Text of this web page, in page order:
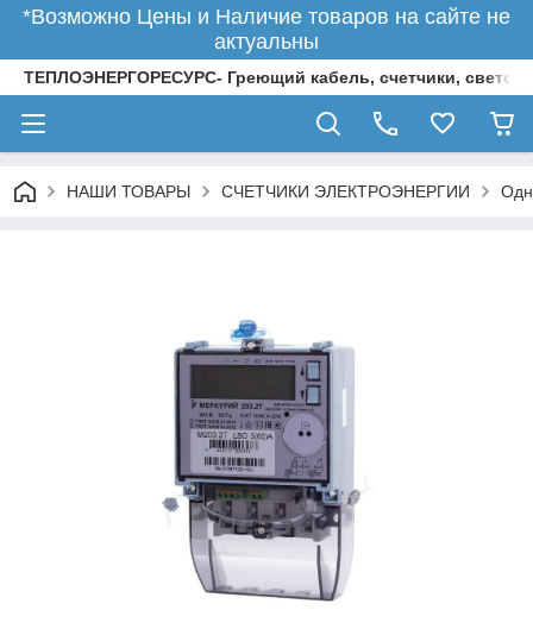
*Возможно Цены и Наличие товаров на сайте не
актуальны
ТЕПЛОЭНЕРГОРЕСУРС- Греющий кабель, счетчики,
НАШИ ТОВАРЫ СЧЕТЧИКИ ЭЛЕКТРОЭНЕРГИИ